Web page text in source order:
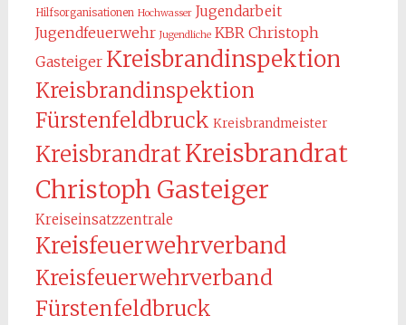
Hilfsorganisationen Hochwasser Jugendarbeit
Jugendfeuerwehr Jugendliche KBR Christoph
Gasteiger Kreisbrandinspektion
Kreisbrandinspektion
Fürstenfeldbruck Kreisbrandmeister
KreisbrandratKreisbrandrat
Christoph Gasteiger
Kreiseinsatzzentrale
Kreisfeuerwehrverband
Kreisfeuerwehrverband
Fürstenfeldbruck